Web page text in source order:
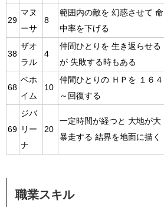
29
マヌ
ーサ
8
範囲内の敵を 幻惑させて 命
中率を下げる
38
ザオ
ラル
4
仲間ひとりを 生き返らせる
が 失敗する時もある
68
ベホ
イム
10
仲間ひとりの ＨＰを １６４
～回復する
69
ジバ
リー
ナ
20
一定時間が経つと 大地が大
暴走する 結界を地面に描く
職業スキル